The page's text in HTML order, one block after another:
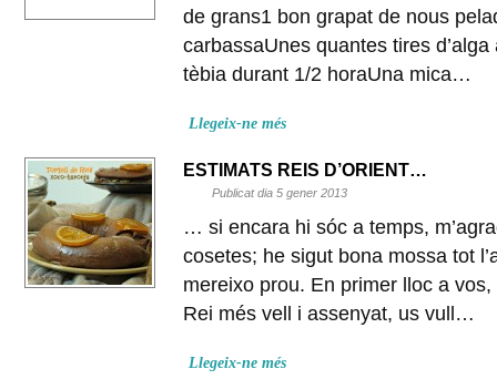
de grans1 bon grapat de nous
carbassaUnes quantes tires
tèbia durant 1/2 horaUna mica…
Llegeix-ne més
ESTIMATS REIS D’ORIENT…
Publicat dia 5 gener 2013
… si encara hi sóc a temps,
cosetes; he sigut bona mossa tot
mereixo prou. En primer lloc a
Rei més vell i assenyat, us vull…
Llegeix-ne més